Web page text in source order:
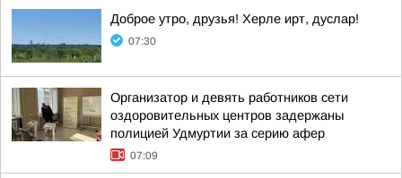
Доброе утро, друзья! Херле ирт, дуслар!
07:30
Организатор и девять работников сети
оздоровительных центров задержаны
полицией Удмуртии за серию афер
07:09